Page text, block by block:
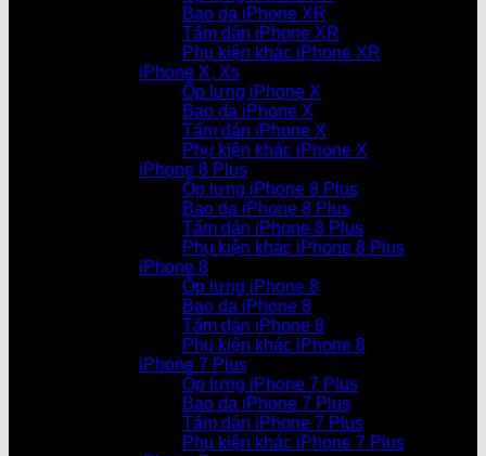
Bao da iPhone XR
Tấm dán iPhone XR
Phụ kiện khác iPhone XR
iPhone X, Xs
Ốp lưng iPhone X
Bao da iPhone X
Tấm dán iPhone X
Phụ kiện khác iPhone X
iPhone 8 Plus
Ốp lưng iPhone 8 Plus
Bao da iPhone 8 Plus
Tấm dán iPhone 8 Plus
Phụ kiện khác iPhone 8 Plus
iPhone 8
Ốp lưng iPhone 8
Bao da iPhone 8
Tấm dán iPhone 8
Phụ kiện khác iPhone 8
iPhone 7 Plus
Ốp lưng iPhone 7 Plus
Bao da iPhone 7 Plus
Tấm dán iPhone 7 Plus
Phụ kiện khác iPhone 7 Plus